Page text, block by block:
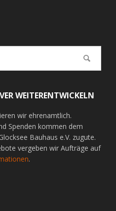
WEITERENTWICKELN
wir ehrenamtlich.
Spenden kommen dem
Bauhaus e.V. zugute.
vergeben wir Aufträge auf
.